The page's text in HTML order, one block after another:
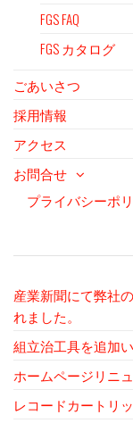
FGS FAQ
FGS カタログ
ごあいさつ
採用情報
アクセス
お問合せ
プライバシーポ
産業新聞にて弊社
れました。
組立治工具を追加い
ホームページリニ
レコードカートリ